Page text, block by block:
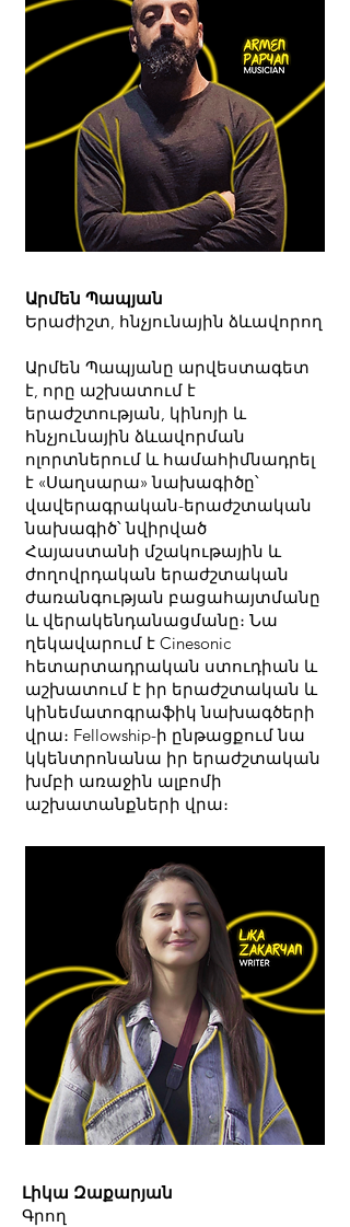
Արմեն Պապյան
Երաժիշտ, հնչյունային ձևավորող
Արմեն Պապյանը արվեստագետ
է, որը աշխատում է
երաժշտության, կինոյի և
հնչյունային ձևավորման
ոլորտներում և համահիմնադրել
է «Սաղսարա» նախագիծը՝
վավերագրական-երաժշտական ​​
նախագիծ՝ նվիրված
Հայաստանի մշակութային և
ժողովրդական երաժշտական ​​
ժառանգության բացահայտմանը
և վերակենդանացմանը։ Նա
ղեկավարում է Cinesonic
հետարտադրական ստուդիան և
աշխատում է իր երաժշտական ​​և
կինեմատոգրաֆիկ նախագծերի
վրա։ Fellowship-ի ընթացքում նա
կկենտրոնանա իր երաժշտական
խմբի առաջին ալբոմի
աշխատանքների վրա։
Լիկա Զաքարյան
Գրող